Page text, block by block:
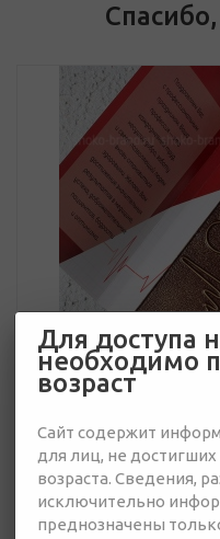
830 руб.
Много
Для доступа
необходимо
возраст
Сайт содержит
для лиц, не
возраста. Сведения,
исключительно
преднозначены